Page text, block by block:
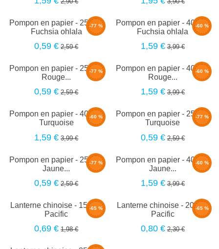
-77 %
Pompon en papier - 25cm -
Fuchsia ohlala
0,59 € 2,59 €
-60 %
Pompon en papier - 40cm -
Fuchsia ohlala
1,59 € 3,99 €
-77 %
Pompon en papier - 25cm -
Rouge...
0,59 € 2,59 €
-60 %
Pompon en papier - 40cm -
Rouge...
1,59 € 3,99 €
-60 %
Pompon en papier - 40cm -
Turquoise
1,59 € 3,99 €
-77 %
Pompon en papier - 25cm -
Turquoise
0,59 € 2,59 €
-77 %
Pompon en papier - 25cm -
Jaune...
0,59 € 2,59 €
-60 %
Pompon en papier - 40cm -
Jaune...
1,59 € 3,99 €
-65 %
Lanterne chinoise - 15cm -
Pacific
0,69 € 1,98 €
-65 %
Lanterne chinoise - 20cm -
Pacific
0,80 € 2,30 €